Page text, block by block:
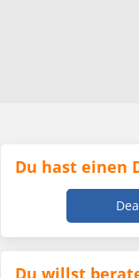
Du hast einen
Du willst